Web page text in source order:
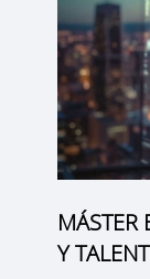
MÁSTER
Y